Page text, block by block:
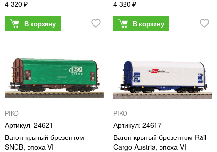
4 320 4 320
PIKO
24621
Вагон крытый брезентом
SNCB, эпоха VI
PIKO
24617
Вагон крытый брезентом Rail
Cargo Austria, эпоха VI